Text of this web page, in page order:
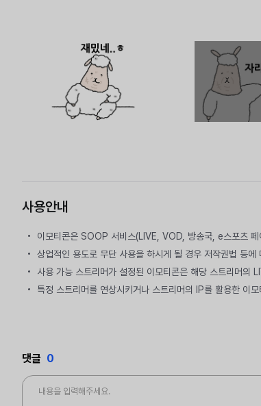
사용안내
이모티콘은 SOOP 서비스(LIVE, VOD, 방송국, e스포츠
상업적인 용도로 무단 사용을 하시게 될 경우 저작권법 등
사용 가능 스트리머가 설정된 이모티콘은 해당 스트리머의
특정 스트리머를 연상시키거나 스트리머의 IP를 활용한 이
댓글 0